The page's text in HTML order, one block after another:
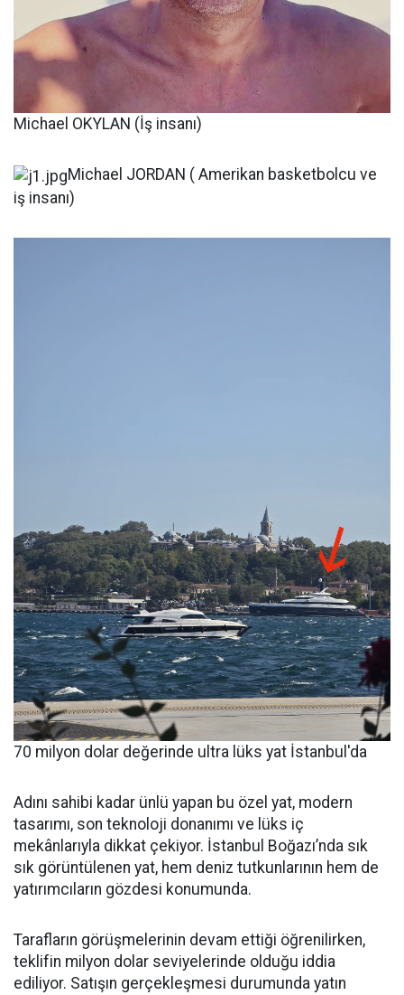
Michael OKYLAN (İş insanı)
Michael JORDAN ( Amerikan basketbolcu ve
iş insanı)
70 milyon dolar değerinde ultra lüks yat İstanbul'da
Adını sahibi kadar ünlü yapan bu özel yat, modern
tasarımı, son teknoloji donanımı ve lüks iç
mekânlarıyla dikkat çekiyor. İstanbul Boğazı’nda sık
sık görüntülenen yat, hem deniz tutkunlarının hem de
yatırımcıların gözdesi konumunda.
Tarafların görüşmelerinin devam ettiği öğrenilirken,
teklifin milyon dolar seviyelerinde olduğu iddia
ediliyor. Satışın gerçekleşmesi durumunda yatın